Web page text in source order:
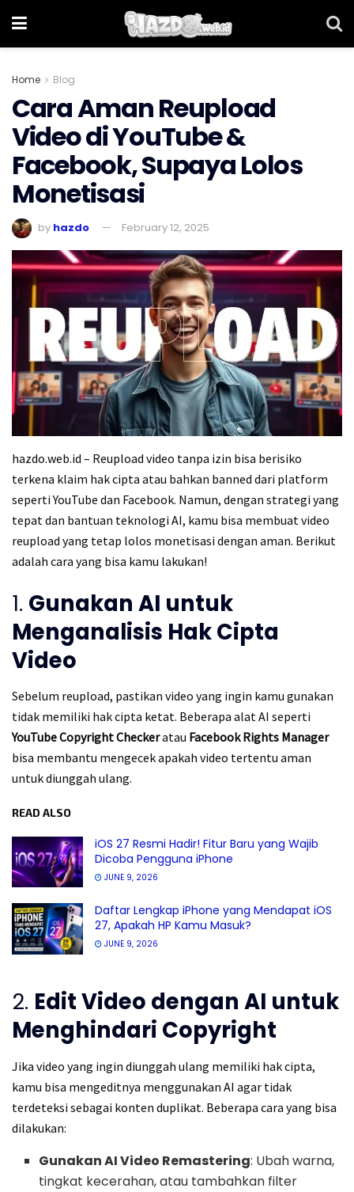
Home Blog
Cara Aman Reupload
Video di YouTube &
Facebook, Supaya Lolos
Monetisasi
by hazdo February 12, 2025
hazdo.web.id – Reupload video tanpa izin bisa berisiko
terkena klaim hak cipta atau bahkan banned dari platform
seperti YouTube dan Facebook. Namun, dengan strategi yang
tepat dan bantuan teknologi AI, kamu bisa membuat video
reupload yang tetap lolos monetisasi dengan aman. Berikut
adalah cara yang bisa kamu lakukan!
1. Gunakan AI untuk
Menganalisis Hak Cipta
Video
Sebelum reupload, pastikan video yang ingin kamu gunakan
tidak memiliki hak cipta ketat. Beberapa alat AI seperti
YouTube Copyright Checkeratau Facebook Rights Manager
bisa membantu mengecek apakah video tertentu aman
untuk diunggah ulang.
READ ALSO
iOS 27 Resmi Hadir! Fitur Baru yang Wajib
Dicoba Pengguna iPhone
JUNE 9, 2026
Daftar Lengkap iPhone yang Mendapat iOS
27, Apakah HP Kamu Masuk?
JUNE 9, 2026
2. Edit Video dengan AI untuk
Menghindari Copyright
Jika video yang ingin diunggah ulang memiliki hak cipta,
kamu bisa mengeditnya menggunakan AI agar tidak
terdeteksi sebagai konten duplikat. Beberapa cara yang bisa
dilakukan:
Gunakan AI Video Remastering: Ubah warna,
tingkat kecerahan, atau tambahkan filter